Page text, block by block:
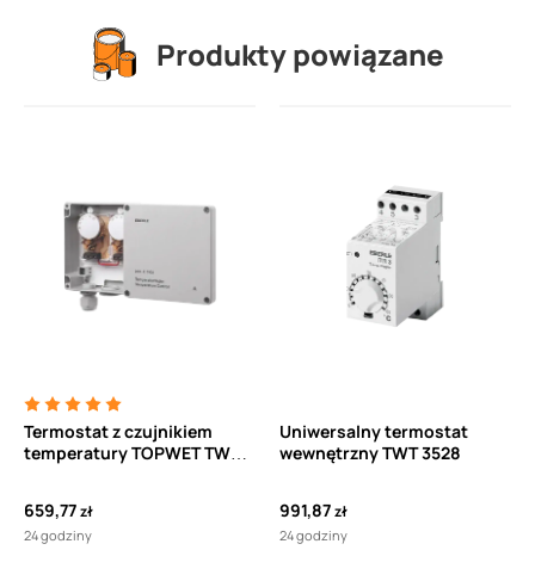
Produkty powiązane
Termostat z czujnikiem
temperatury TOPWET TWT
659,77zł
24 godziny
Uniwersalny termostat
wewnętrzny TWT 3528
991,87zł
24 godziny